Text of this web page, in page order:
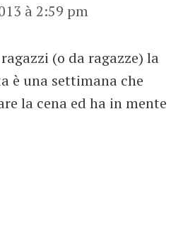
à 2:59 pm
(o da ragazze) la
è una settimana che
la cena ed ha in mente